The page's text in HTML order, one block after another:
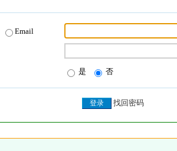
Email
是 否
找回密码